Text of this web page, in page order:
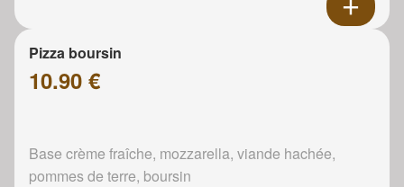
Pizza boursin
10.90 €
Base crème fraîche, mozzarella, viande hachée,
pommes de terre, boursin